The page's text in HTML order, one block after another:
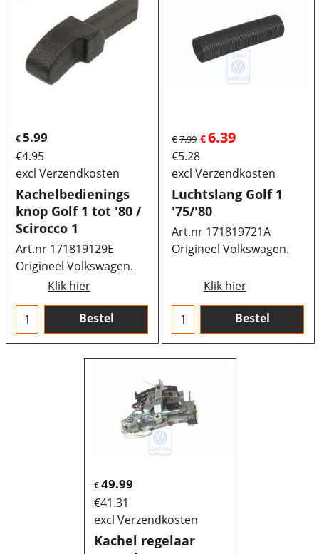
€5.99
€4.95
excl Verzendkosten
Kachelbedienings
knop Golf 1 tot '80 /
Scirocco 1
Art.nr 171819129E
Origineel Volkswagen.
Klik hier
Bestel
€7.99 €6.39
€5.28
excl Verzendkosten
Luchtslang Golf 1
'75/'80
Art.nr 171819721A
Origineel Volkswagen.
Klik hier
Bestel
€49.99
€41.31
excl Verzendkosten
Kachel regelaar